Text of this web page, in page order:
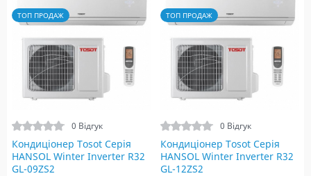
ТОП ПРОДАЖ
0 Відгук
Кондиціонер Tosot Серія
HANSOL Winter Inverter R32
GL-09ZS2
ТОП ПРОДАЖ
0 Відгук
Кондиціонер Tosot Серія
HANSOL Winter Inverter R32
GL-12ZS2